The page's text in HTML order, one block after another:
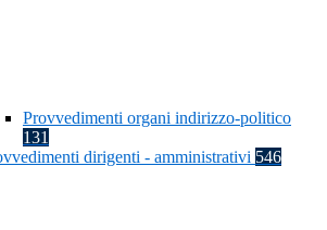
Provvedimenti organi indirizzo-politico
131
dirigenti - amministrativi 546